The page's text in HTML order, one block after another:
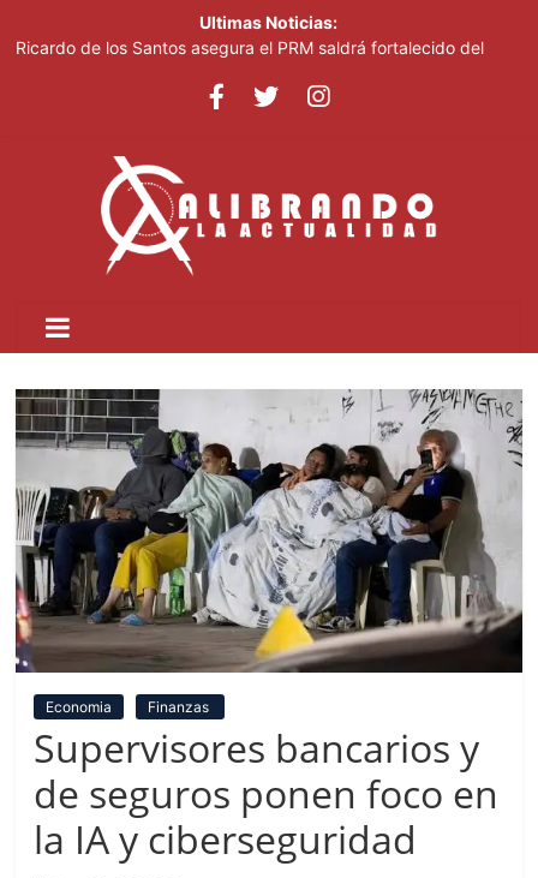
Ultimas Noticias:
Ricardo de los Santos asegura el PRM saldrá fortalecido del
70,000 personas serán beneficiadas con saneamiento de las
Centroamericanos
Thalia Terrero se reencuentra con el oro, ocho años después
Pronostican cielo soleado y temperaturas de hasta 35 °C este
Economia Finanzas
Supervisores bancarios y
de seguros ponen foco en
la IA y ciberseguridad